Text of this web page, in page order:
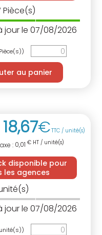
Pièce(s)
jour le 07/08/2026
au panier
18,67€TTC / unité(s)
: 0,01 € HT / unité(s)
disponible pour
les agences
jour le 07/08/2026